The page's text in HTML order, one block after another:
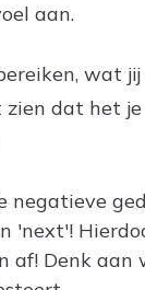
aan.
wat
zien dat het